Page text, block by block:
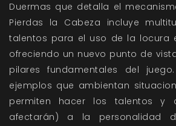
Duermas que detalla el
Pierdas la Cabeza incluye
talentos para el uso de la locura
ofreciendo un nuevo punto de
pilares fundamentales del
ejemplos que ambientan
permiten hacer los talentos y
afectarán) a la personalidad